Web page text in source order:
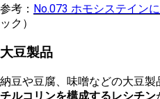
参考： No.073 ホモシステイン
ック）
大豆製品
納豆や豆腐、味噌などの大豆製
チルコリンを構成するレシチン